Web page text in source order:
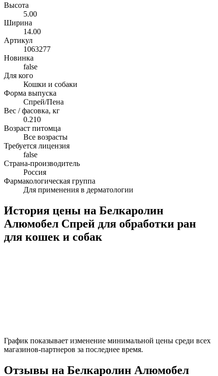
Высота
5.00
Ширина
14.00
Артикул
1063277
Новинка
false
Для кого
Кошки и собаки
Форма выпуска
Спрей/Пена
Вес / фасовка, кг
0.210
Возраст питомца
Все возрасты
Требуется лицензия
false
Страна-производитель
Россия
Фармакологическая группа
Для применения в дерматологии
История цены на Белкаролин
Алюмобел Спрей для обработки ран
для кошек и собак
График показывает изменение минимальной цены среди всех
магазинов-партнеров за последнее время.
Отзывы на Белкаролин Алюмобел